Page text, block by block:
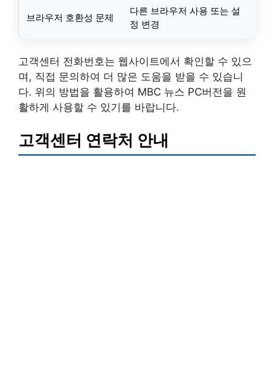
브라우저 호환성 문제
다른 브라우저 사용 또는 설
정 변경
고객센터 전화번호는 웹사이트에서 확인할 수 있으
며, 직접 문의하여 더 많은 도움을 받을 수 있습니
다. 위의 방법을 활용하여 MBC 뉴스 PC버전을 원
활하게 사용할 수 있기를 바랍니다.
고객센터 연락처 안내